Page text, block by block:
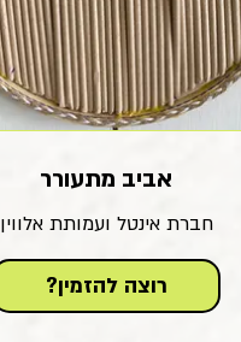
אביב מתעורר
חברת אינטל ועמותת אלווין
?רוצה להזמין